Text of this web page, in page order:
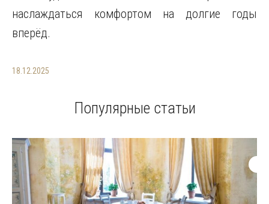
наслаждаться комфортом на долгие годы
вперёд.
18.12.2025
Популярные статьи